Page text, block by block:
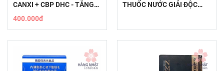
CANXI + CBP DHC - TĂNG
CƯỜNG SỨC KHỎE XƯƠNG
400.000đ
THUỐC NƯỚC GIẢI ĐỘC